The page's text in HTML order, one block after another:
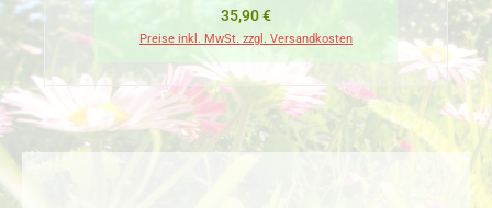
Regulärer Preis:
35,90 €
Preise inkl. MwSt. zzgl. Versandkosten